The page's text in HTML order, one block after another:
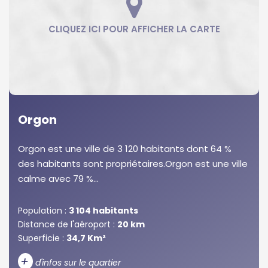
Orgon
Orgon est une ville de 3 120 habitants dont 64 %
des habitants sont propriétaires.Orgon est une ville
calme avec 79 %...
Population : 3 104 habitants
Distance de l'aéroport : 20 km
Superficie : 34,7 Km²
+ d'infos sur le quartier